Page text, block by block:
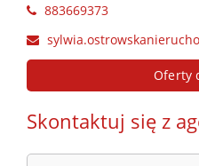
883669373
Oferty
Skontaktuj się z